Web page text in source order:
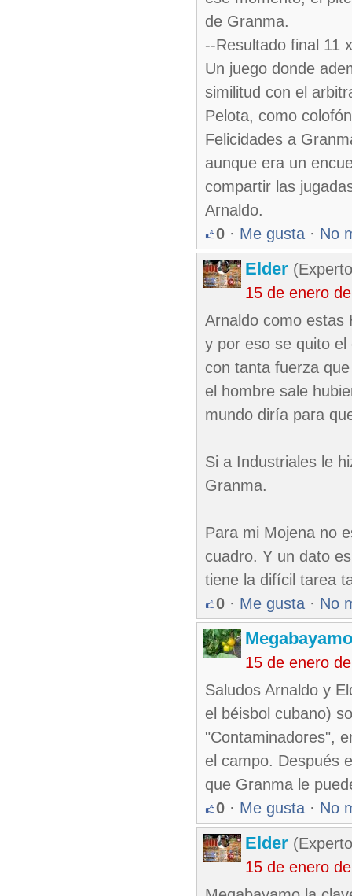
de Granma.
--Resultado final 11
Un juego donde
similitud con el
Pelota, como
Felicidades a
aunque era un
compartir las
Arnaldo.
0 · Me gusta · No
Elder
15 de enero
Arnaldo como estas
y por eso se quito
con tanta fuerza
el hombre sale
mundo diría para
Si a Industriales le
Granma.
Para mi Mojena no
cuadro. Y un dato
tiene la difícil tarea
0 · Me gusta · No
Megabayamo
15 de enero
Saludos Arnaldo y
el béisbol cubano)
"Contaminadores",
el campo. Después
que Granma le
0 · Me gusta · No
Elder
15 de enero